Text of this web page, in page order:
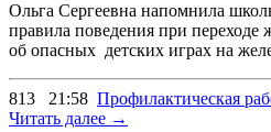
Ольга Сергеевна напомнила
правила поведения при переходе
об опасных детских играх на
813 21:58 Профилактическая
Читать далее →